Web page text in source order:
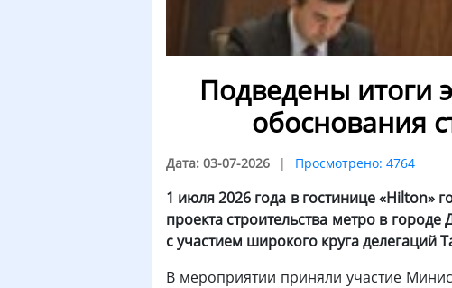
Подведены итоги
обоснования
Дата: 03-07-2026 Просмотрено: 4764
1 июля 2026 года в гостинице «Hilton»
проекта строительства метро в
с участием широкого круга делегаций
В мероприятии приняли участие